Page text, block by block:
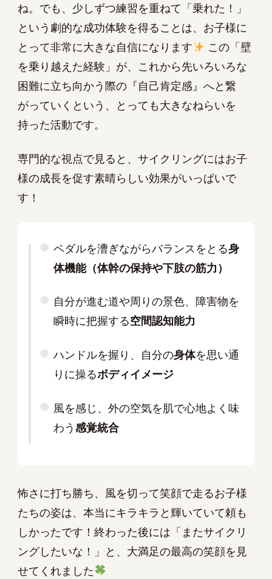
ね。でも、少しずつ練習を重ねて「乗れた！」
という劇的な成功体験を得ることは、お子様に
とって非常に大きな自信になります
この「壁
を乗り越えた経験」が、これから先いろいろな
困難に立ち向かう際の『自己肯定感』へと繋
がっていくという、とっても大きなねらいを
持った活動です。
専門的な視点で見ると、サイクリングにはお子
様の成長を促す素晴らしい効果がいっぱいで
す！
ペダルを漕ぎながらバランスをとる身
体機能（体幹の保持や下肢の筋力）
自分が進む道や周りの景色、障害物を
瞬時に把握する空間認知能力
ハンドルを握り、自分の身体を思い通
りに操るボディイメージ
風を感じ、外の空気を肌で心地よく味
わう感覚統合
怖さに打ち勝ち、風を切って笑顔で走るお子様
たちの姿は、本当にキラキラと輝いていて頼も
しかったです！終わった後には「またサイクリ
ングしたいな！」と、大満足の最高の笑顔を見
せてくれました